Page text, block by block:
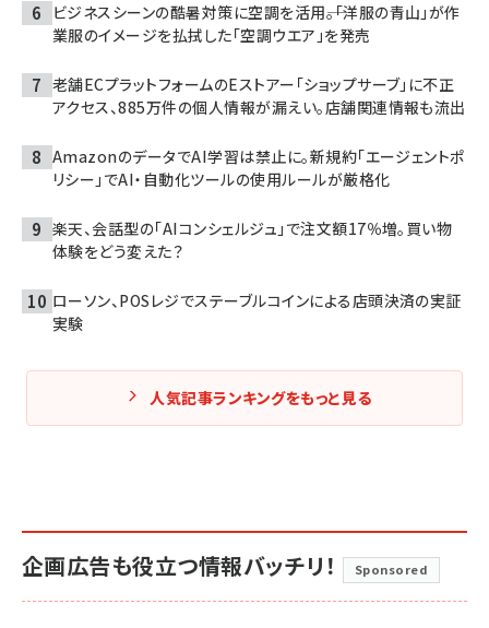
ビジネスシーンの酷暑対策に空調を活用――。「洋服の青山」が作
業服のイメージを払拭した「空調ウエア」を発売
老舗ECプラットフォームのEストアー「ショップサーブ」に不正
アクセス、885万件の個人情報が漏えい。店舗関連情報も流出
AmazonのデータでAI学習は禁止に。新規約「エージェントポ
リシー」でAI・自動化ツールの使用ルールが厳格化
楽天、会話型の「AIコンシェルジュ」で注文額17％増。買い物
体験をどう変えた？
ローソン、POSレジでステーブルコインによる店頭決済の実証
実験
人気記事ランキングをもっと見る
企画広告も役立つ情報バッチリ！ Sponsored